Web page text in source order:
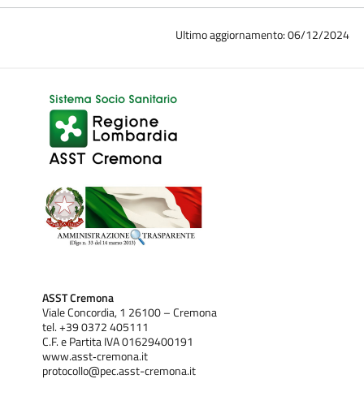
Ultimo aggiornamento: 06/12/2024
ASST Cremona
Viale Concordia, 1 26100 – Cremona
tel. +39 0372 405111
C.F. e Partita IVA 01629400191
www.asst‐cremona.it
protocollo@pec.asst-cremona.it